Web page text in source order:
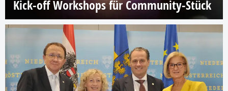
Kick-off Workshops für Community-Stück